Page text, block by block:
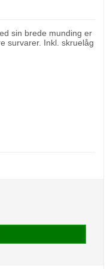
sin brede munding er
survarer. Inkl. skruelåg